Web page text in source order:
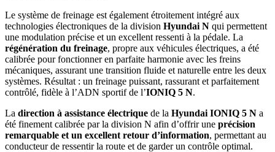
Le système de freinage est également étroitement intégré aux
technologies électroniques de la division Hyundai N qui permettent
une modulation précise et un excellent ressenti à la pédale. La
régénération du freinage, propre aux véhicules électriques, a été
calibrée pour fonctionner en parfaite harmonie avec les freins
mécaniques, assurant une transition fluide et naturelle entre les deux
systèmes. Résultat : un freinage puissant, rassurant et parfaitement
contrôlé, fidèle à l’ADN sportif de l’IONIQ 5 N.
La direction à assistance électrique de la Hyundai IONIQ 5 N a
été finement calibrée par la division N afin d’offrir une précision
remarquable et un excellent retour d’information, permettant au
conducteur de ressentir la route et de garder un contrôle optimal.